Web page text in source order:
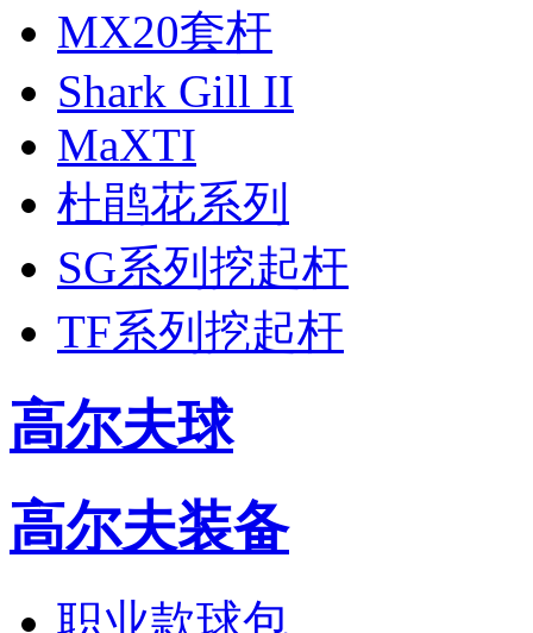
MX20套杆
Shark Gill II
MaXTI
杜鹃花系列
SG系列挖起杆
TF系列挖起杆
高尔夫球
高尔夫装备
职业款球包